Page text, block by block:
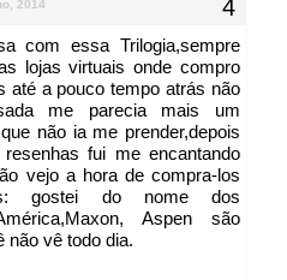
2014
com essa Trilogia,sempre
lojas virtuais onde compro
até a pouco tempo atrás não
me parecia mais um
não ia me prender,depois
fui me encantando
vejo a hora de compra-los
gostei do nome dos
Aspen são
não vê todo dia.